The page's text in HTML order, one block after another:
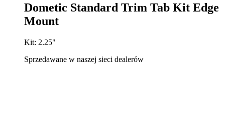
Dometic Standard Trim Tab Kit Edge
Mount
Kit: 2.25"
Sprzedawane w naszej sieci dealerów